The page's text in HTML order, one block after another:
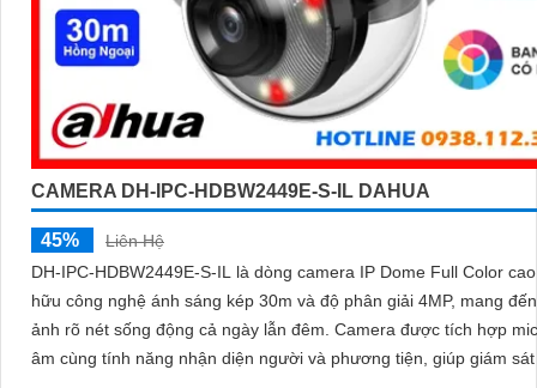
CAMERA DH-IPC-HDBW2449E-S-IL DAHUA
45%
Liên Hệ
DH-IPC-HDBW2449E-S-IL là dòng camera IP Dome Full Color
hữu công nghệ ánh sáng kép 30m và độ phân giải 4MP, mang
ảnh rõ nét sống động cả ngày lẫn đêm. Camera được tích hợp micro ghi
âm cùng tính năng nhận diện người và phương tiện, giúp giám